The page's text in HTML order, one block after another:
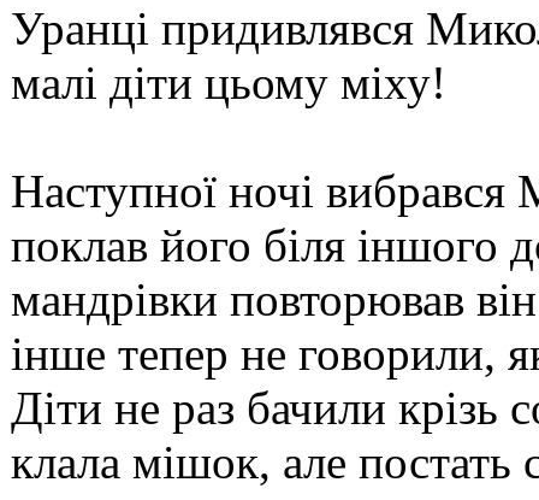
Уранці придивлявся
малі діти цьому міху!
Наступної ночі
поклав його біля іншого
мандрівки повторював
інше тепер не говорили,
Діти не раз бачили крізь
клала мішок, але постать